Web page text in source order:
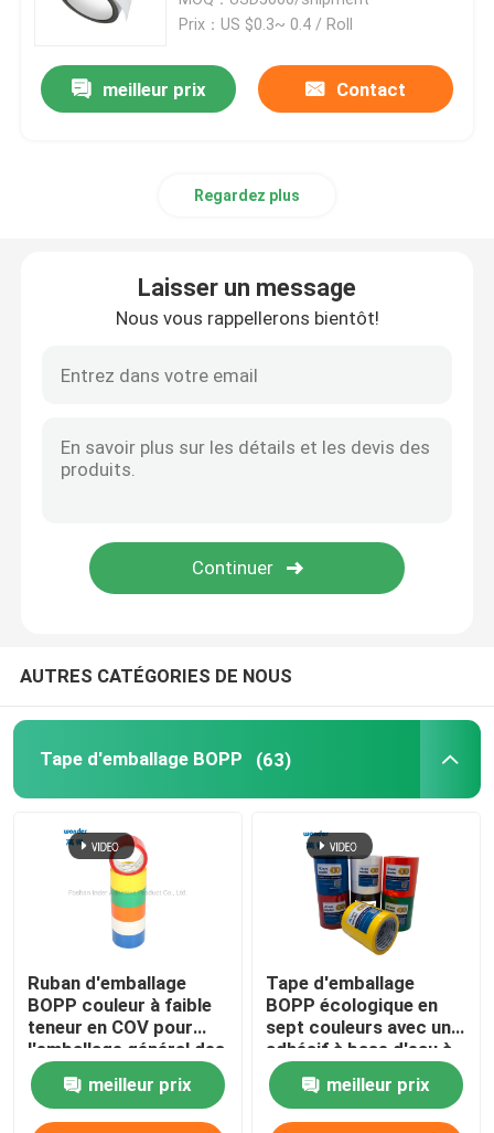
Ruloir jumbo de bande Bopp
Ruban adhésif à mousse
Rouleau de nano-bandes
Ruban adhésif de tissu
Rubans adhésifs en PVC
Papier d'emballage de bande paerforée
Dispensateur à bande
Prix：US $0.3~ 0.4 / Roll
meilleur prix Contact
Regardez plus
Laisser un message
Nous vous rappellerons bientôt!
AUTRES CATÉGORIES DE NOUS
Tape d'emballage BOPP (63)
Ruban d'emballage
BOPP couleur à faible
teneur en COV pour
l'emballage général des
produits
meilleur prix
Tape d'emballage
BOPP écologique en
sept couleurs avec un
adhésif à base d'eau à
faible teneur en COV
meilleur prix